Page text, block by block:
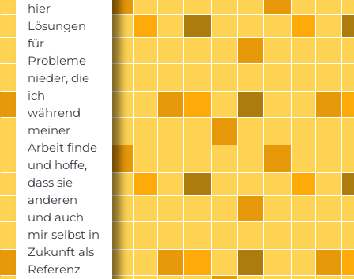
hier
Lösungen
für
Probleme
nieder, die
ich
während
meiner
Arbeit finde
und hoffe,
dass sie
anderen
und auch
mir selbst in
Zukunft als
Referenz